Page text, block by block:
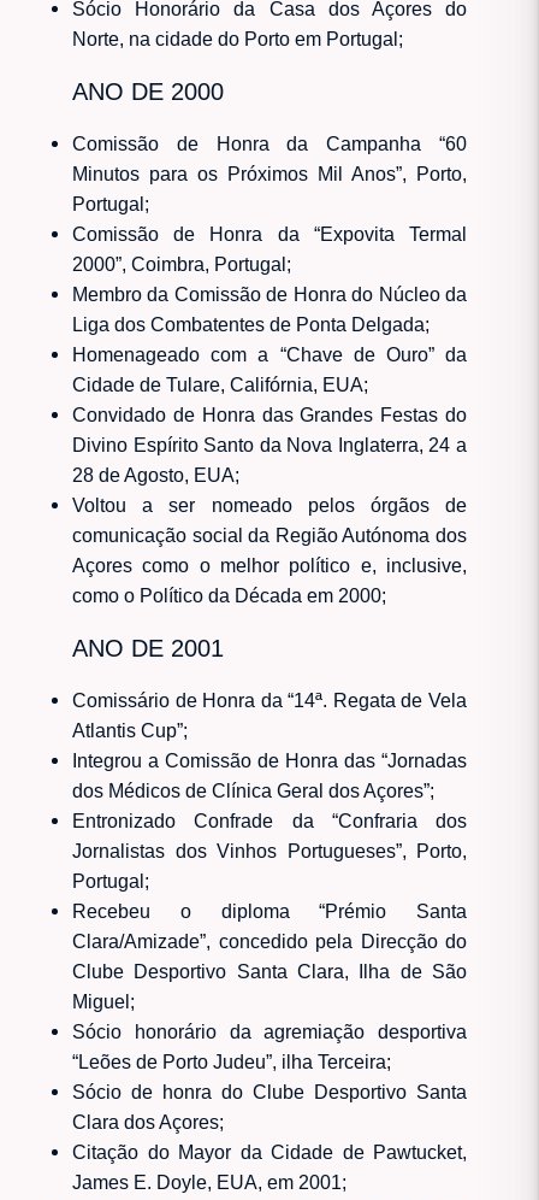
Sócio Honorário da Casa dos Açores do
Norte, na cidade do Porto em Portugal;
ANO DE 2000
Comissão de Honra da Campanha “60
Minutos para os Próximos Mil Anos”, Porto,
Portugal;
Comissão de Honra da “Expovita Termal
2000”, Coimbra, Portugal;
Membro da Comissão de Honra do Núcleo da
Liga dos Combatentes de Ponta Delgada;
Homenageado com a “Chave de Ouro” da
Cidade de Tulare, Califórnia, EUA;
Convidado de Honra das Grandes Festas do
Divino Espírito Santo da Nova Inglaterra, 24 a
28 de Agosto, EUA;
Voltou a ser nomeado pelos órgãos de
comunicação social da Região Autónoma dos
Açores como o melhor político e, inclusive,
como o Político da Década em 2000;
ANO DE 2001
Comissário de Honra da “14ª. Regata de Vela
Atlantis Cup”;
Integrou a Comissão de Honra das “Jornadas
dos Médicos de Clínica Geral dos Açores”;
Entronizado Confrade da “Confraria dos
Jornalistas dos Vinhos Portugueses”, Porto,
Portugal;
Recebeu o diploma “Prémio Santa
Clara/Amizade”, concedido pela Direcção do
Clube Desportivo Santa Clara, Ilha de São
Miguel;
Sócio honorário da agremiação desportiva
“Leões de Porto Judeu”, ilha Terceira;
Sócio de honra do Clube Desportivo Santa
Clara dos Açores;
Citação do Mayor da Cidade de Pawtucket,
James E. Doyle, EUA, em 2001;